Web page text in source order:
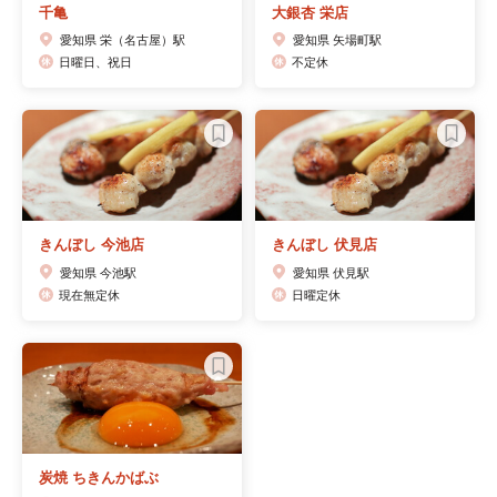
千亀
愛知県 栄（名古屋）駅
日曜日、祝日
大銀杏 栄店
愛知県 矢場町駅
不定休
きんぼし 今池店
愛知県 今池駅
現在無定休
きんぼし 伏見店
愛知県 伏見駅
日曜定休
炭焼 ちきんかばぶ